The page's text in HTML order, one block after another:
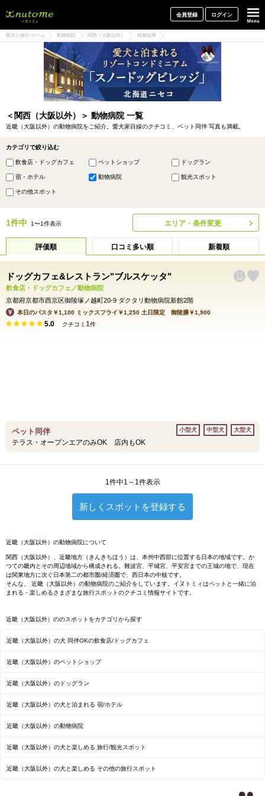
会員登録 ログイン
愛犬と旅行 ホーム 動物病院 関西（大阪以外） 検索結果
＜関西（大阪以外）＞ 動物病院 一覧
近畿（大阪以外）の動物病院をご紹介。愛犬家目線のクチコミ、ペット同伴 写真も満載。
カテゴリで絞り込む
飲食店・ドッグカフェ ペットショップ ドッグラン
宿・ホテル 動物病院 観光スポット
その他スポット
1件中 1〜1件表示 エリア・条件変更
評価順 口コミ多い順 新着順
ドッグカフェ&レストラン"ブルスケッタ"
飲食店・ドッグカフェ／動物病院
京都府京都市西京区御陵塚ノ越町20-9 ダクタリ動物病院新館2階
本日のパスタ￥1,100 ミックスフライ￥1,250 土日限定 御陵膳￥1,900
5.0 クチコミ 1件
ペット同伴
テラス・オープンエアのみOK 店内もOK
小型犬 中型犬 大型犬
1件中1～1件表示
新しくスポットを登録する
近畿（大阪以外）の動物病院について
関西（大阪以外）、近畿地方（きんきちほう）は、本州中西部に位置する日本の地域です。か
つての畿内とその周辺地域から構成される。難波宮、平城宮、平安宮までの王城の地で、現在
は関東地方に次ぐ日本第二の都市圏/経済圏で、西日本の中核です。
そんな、 近畿（大阪以外）の動物病院のご紹介をしています。イヌトミィはペットと一緒に泊
まれる・楽しめるさまざまな旅行スポットのクチコミ情報サイトです。
近畿（大阪以外）ののスポットをカテゴリから探す
近畿（大阪以外）の犬 同伴OKの飲食店/ドッグカフェ
近畿（大阪以外）のペットショップ
近畿（大阪以外）のドッグラン
近畿（大阪以外）の犬と泊まれる 宿/ホテル
近畿（大阪以外）の動物病院
近畿（大阪以外）の犬と楽しめる 旅行/観光スポット
近畿（大阪以外）の犬と楽しめる その他の旅行スポット